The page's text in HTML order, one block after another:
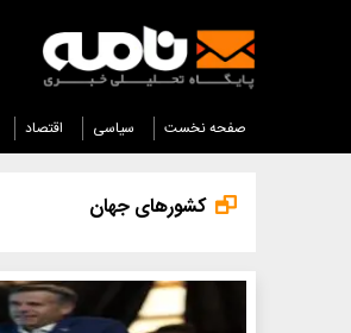
صفحه نخست سیاسی اقتصاد
کشورهای جهان